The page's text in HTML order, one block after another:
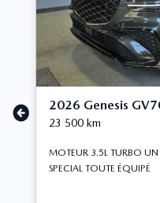
2026 Genesis
23 500 km
MOTEUR 3.5L TURBO UN
SPECIAL TOUTE ÉQUIPÉ